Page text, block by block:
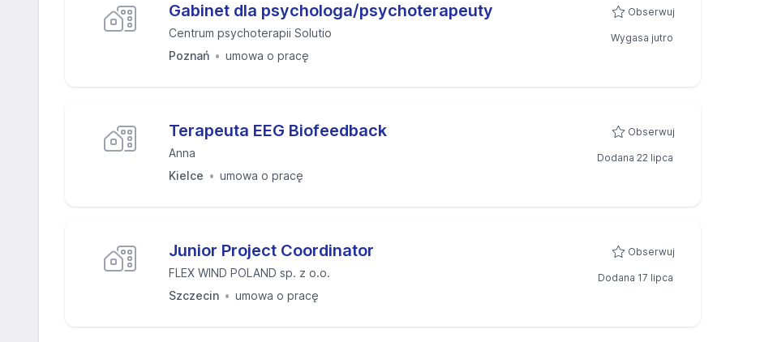
Gabinet dla psychologa/psychoterapeuty
Centrum psychoterapii Solutio
Poznań
umowa o pracę
Obserwuj
Wygasa jutro
Terapeuta EEG Biofeedback
Anna
Kielce
umowa o pracę
Obserwuj
Dodana 22 lipca
Junior Project Coordinator
FLEX WIND POLAND sp. z o.o.
Szczecin
umowa o pracę
Obserwuj
Dodana 17 lipca